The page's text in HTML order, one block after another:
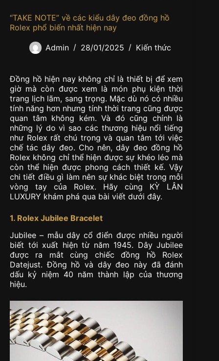
“TAKE NOTE” về các kiểu dây đeo đồng hồ
Rolex phổ biến nhất hiện nay
Admin 28/01/2025 Kiến thức
Đồng hồ hiện nay không chỉ là thiết bị để xem
giờ mà còn được xem là món phụ kiện thời
trang lịch lãm, sang trọng. Mặc dù nó có nhiều
tính năng hơn nhưng tính thời trang cũng được
quan tâm không kém. Và đó cũng chính là
những lý do vì sao các thương hiệu nổi tiếng
như Rolex rất chú trọng và quan tâm tới việc
chế tác dây đeo. Cho nên, dây đeo đồng hồ
Rolex không chỉ thể hiện được sự khéo léo mà
còn thể hiện được phong cách thiết kế. Vậy
chi tiết điều gì làm nên sự khác biệt trong mỗi
vòng tay của Rolex. Hãy cùng KỲ LÂN
LUXURY khám phá qua bài viết dưới đây.
1. Rolex Jubilee Bracelet
Jubilee – mẫu dây cổ điển được nhiều người
biết tới xuất hiện từ năm 1945. Dây Jubilee
được ra mắt cùng chiếc đồng hồ Rolex
Datejust. Đồng hồ và dây đeo này đã đánh
dấu kỷ niệm 40 năm thành lập của thương
hiệu.